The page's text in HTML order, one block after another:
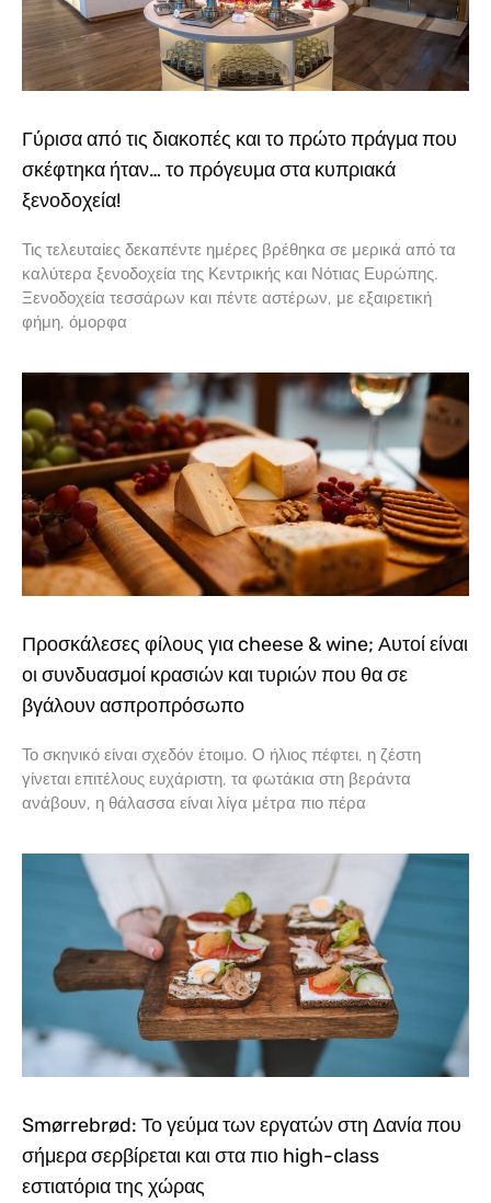
Γύρισα από τις διακοπές και το πρώτο πράγμα που
σκέφτηκα ήταν… το πρόγευμα στα κυπριακά
ξενοδοχεία!
Τις τελευταίες δεκαπέντε ημέρες βρέθηκα σε μερικά από τα
καλύτερα ξενοδοχεία της Κεντρικής και Νότιας Ευρώπης.
Ξενοδοχεία τεσσάρων και πέντε αστέρων, με εξαιρετική
φήμη, όμορφα
Προσκάλεσες φίλους για cheese & wine; Αυτοί είναι
οι συνδυασμοί κρασιών και τυριών που θα σε
βγάλουν ασπροπρόσωπο
Το σκηνικό είναι σχεδόν έτοιμο. Ο ήλιος πέφτει, η ζέστη
γίνεται επιτέλους ευχάριστη, τα φωτάκια στη βεράντα
ανάβουν, η θάλασσα είναι λίγα μέτρα πιο πέρα
Smørrebrød: Το γεύμα των εργατών στη Δανία που
σήμερα σερβίρεται και στα πιο high-class
εστιατόρια της χώρας